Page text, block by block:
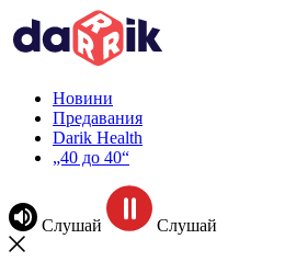
Новини
Предавания
Darik Health
„40 до 40“
Слушай Слушай